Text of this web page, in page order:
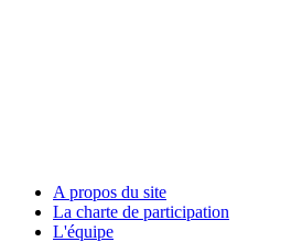
A propos du site
La charte de participation
L'équipe